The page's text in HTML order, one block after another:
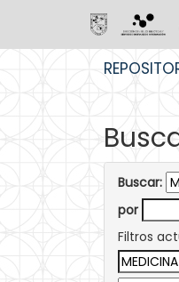
Buscar:
por
Filtros